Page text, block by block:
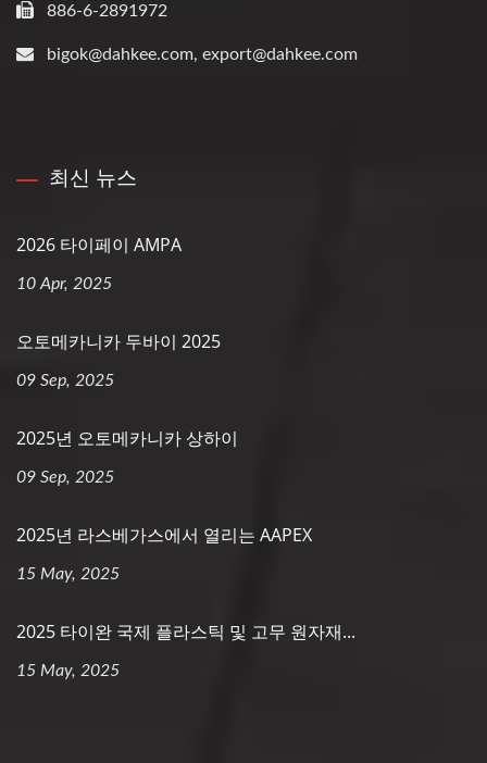
886-6-2891972
bigok@dahkee.com, export@dahkee.com
최신 뉴스
2026 타이페이 AMPA
10 Apr, 2025
오토메카니카 두바이 2025
09 Sep, 2025
2025년 오토메카니카 상하이
09 Sep, 2025
2025년 라스베가스에서 열리는 AAPEX
15 May, 2025
2025 타이완 국제 플라스틱 및 고무 원자재...
15 May, 2025